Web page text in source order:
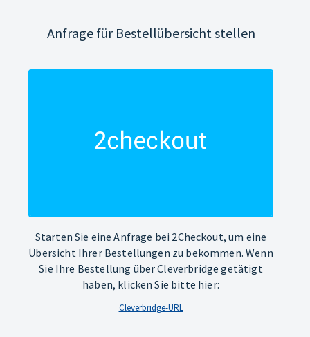
Anfrage für Bestellübersicht stellen
Starten Sie eine Anfrage bei 2Checkout, um eine
Übersicht Ihrer Bestellungen zu bekommen. Wenn
Sie Ihre Bestellung über Cleverbridge getätigt
haben, klicken Sie bitte hier:
Cleverbridge-URL